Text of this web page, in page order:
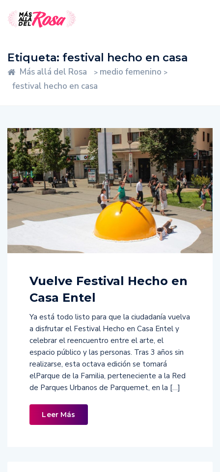
Etiqueta: festival hecho en casa
Más allá del Rosa > medio femenino >
festival hecho en casa
Vuelve Festival Hecho en
Casa Entel
Ya está todo listo para que la ciudadanía vuelva
a disfrutar el Festival Hecho en Casa Entel y
celebrar el reencuentro entre el arte, el
espacio público y las personas. Tras 3 años sin
realizarse, esta octava edición se tomará
elParque de la Familia, perteneciente a la Red
de Parques Urbanos de Parquemet, en la […]
Leer Más